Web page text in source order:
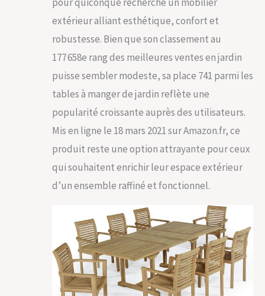
extérieur alliant esthétique, confort et
robustesse. Bien que son classement au
177 658e rang des meilleures ventes en jardin
puisse sembler modeste, sa place 741 parmi les
tables à manger de jardin reflète une
popularité croissante auprès des utilisateurs.
Mis en ligne le 18 mars 2021 sur Amazon.fr, ce
produit reste une option attrayante pour ceux
qui souhaitent enrichir leur espace extérieur
d’un ensemble raffiné et fonctionnel.